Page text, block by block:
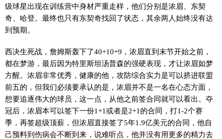
级球星出现在训练营中身材严重走样，他们分别是浓眉、东契
奇、哈登。最终也只有东契奇找回了状态，其余两人始终没有达
到预期。
西决生死战，詹姆斯轰下了40+10+9，浓眉直到末节开始之前，
都在梦游，最后因为特里斯坦汤普森的强硬表现，才让浓眉如梦
方醒。浓眉非常优秀，健康的他，攻防综合实力是可以挤进联盟
前五的，但我们必须要承认的是，浓眉并不是一名在心态方面，
想要追逐伟大的球员，这一点，从他之前签合同就可以看出。夺
冠后，浓眉本可以签下一份1+1或者是2+1的合同，打1-2个赛
季，再签超级顶薪，但浓眉直接签了5年1.9亿美元的合同，他自
己预料到伤病会不断到来，说难听点，他并没有用更多的精力去